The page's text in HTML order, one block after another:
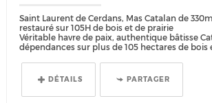
Saint Laurent de Cerdans, Mas Catalan de
restauré sur 105H de bois et de prairie
Véritable havre de paix, authentique bâtisse
dépendances sur plus de 105 hectares de bois
DÉTAILS PARTAGER